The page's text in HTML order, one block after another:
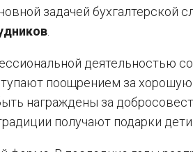
задачей бухгалтерской
деятельностью
поощрением за хорошую
награждены за
получают подарки